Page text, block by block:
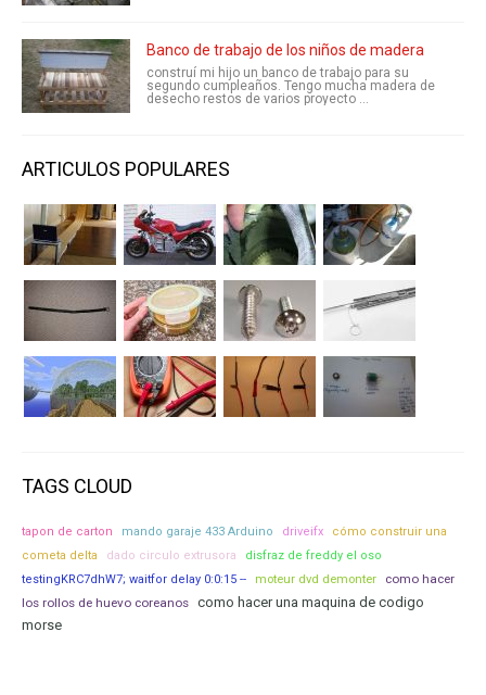
Banco de trabajo de los niños de madera
construí mi hijo un banco de trabajo para su
segundo cumpleaños. Tengo mucha madera de
desecho restos de varios proyecto ...
ARTICULOS POPULARES
TAGS CLOUD
tapon de carton mando garaje 433 Arduino driveifx
cómo construir una
cometa delta
dado circulo extrusora
disfraz de freddy el oso
testingKRC7dhW7; waitfor delay 0:0:15 --
moteur dvd demonter
como hacer
los rollos de huevo coreanos como hacer una maquina de codigo
morse